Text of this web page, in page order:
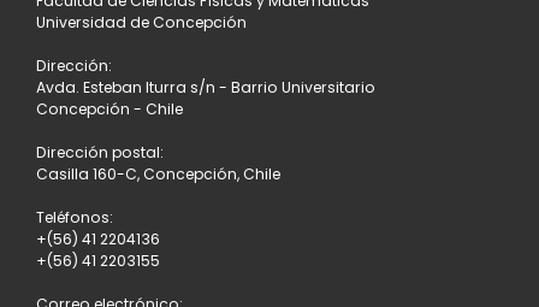
Universidad de Concepción
Dirección:
Avda. Esteban Iturra s/n - Barrio Universitario
Concepción - Chile
Dirección postal:
Casilla 160-C, Concepción, Chile
Teléfonos:
+(56) 41 2204136
+(56) 41 2203155